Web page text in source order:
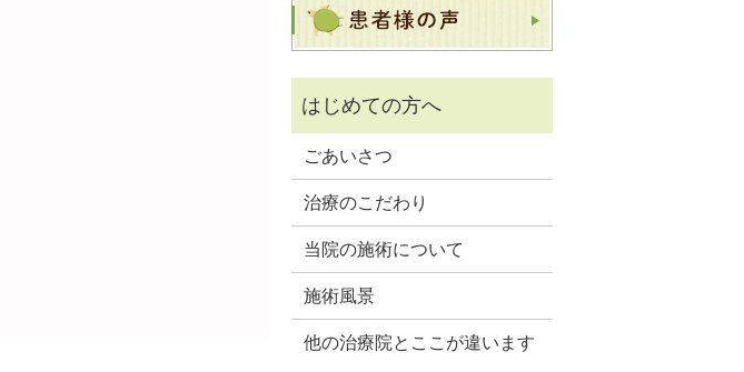
ごあいさつ
治療のこだわり
当院の施術について
施術風景
他の治療院とここが違います